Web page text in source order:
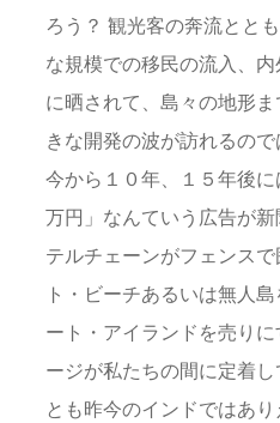
ろう？ 観光客の奔流とと
な規模での移民の流入、
に晒されて、島々の地形
きな開発の波が訪れるので
今から１０年、１５年後
万円」なんていう広告が
テルチェーンがフェンス
ト・ビーチあるいは無人
ート・アイランドを売り
ージが私たちの間に定着
とも昨今のインドではあ